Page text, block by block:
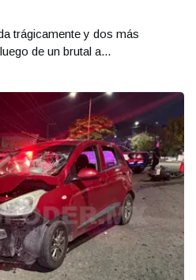
trágicamente y dos más
de un brutal a...